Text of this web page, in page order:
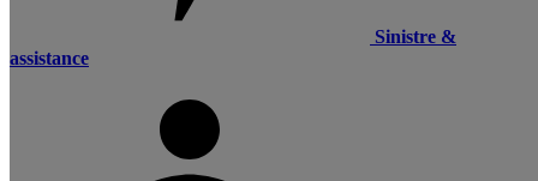
Sinistre &
assistance